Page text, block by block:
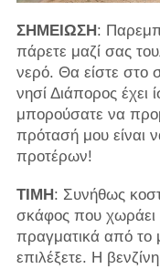
ΣΗΜΕΙΩΣΗ:
πάρετε μαζί σας
νερό. Θα είστε στο
νησί Διάπορος
μπορούσατε να
πρότασή μου είναι
προτέρων!
ΤΙΜΗ: Συνήθως
σκάφος που χωράει
πραγματικά από το
επιλέξετε. Η